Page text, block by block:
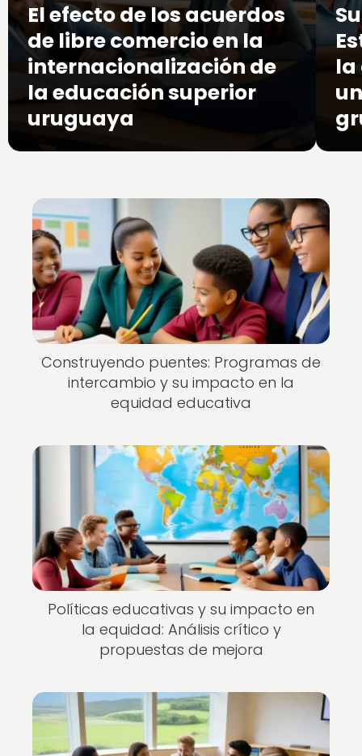
El efecto de los acuerdos
de libre comercio en la
internacionalización de
la educación superior
uruguaya
la
Construyendo puentes: Programas de
intercambio y su impacto en la
equidad educativa
Políticas educativas y su impacto en
la equidad: Análisis crítico y
propuestas de mejora